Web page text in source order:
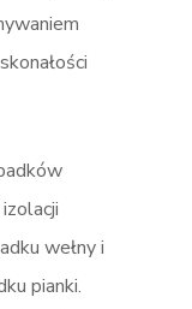
wełny i
pianki.